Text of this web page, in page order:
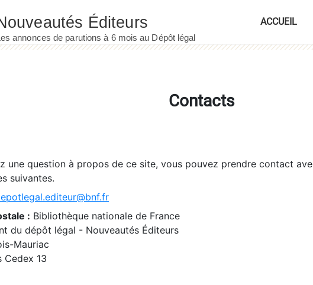
ACCUEIL
Contacts
une question à propos de ce site, vous pouvez prendre contact
suivantes.
: Bibliothèque nationale de France
du dépôt légal - Nouveautés Éditeurs
Mauriac
Cedex 13